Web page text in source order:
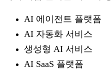
AI 에이전트 플랫폼
AI 자동화 서비스
생성형 AI 서비스
AI SaaS 플랫폼